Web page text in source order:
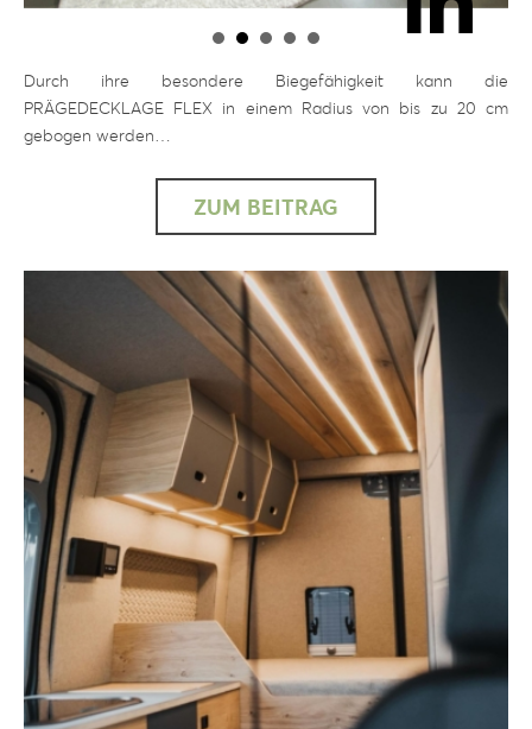
Durch ihre besondere Biegefähigkeit kann die
PRÄGEDECKLAGE FLEX in einem Radius von bis zu 20 cm
gebogen werden…
ZUM BEITRAG